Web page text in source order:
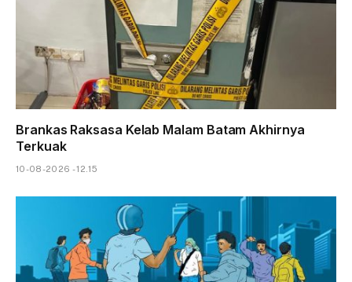
Brankas Raksasa Kelab Malam Batam Akhirnya
Terkuak
10-08-2026 - 12.15